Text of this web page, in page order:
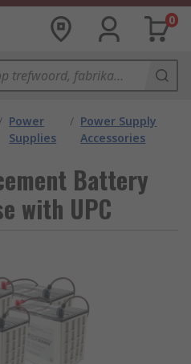
0
Power
Supplies
/ Power Supply
Accessories
Battery
with UPC